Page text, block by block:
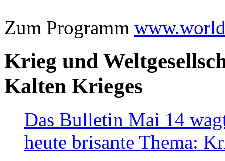
Zum Programm
Krieg und
Kalten Krieges
Das Bulletin Mai 14
heute brisante Thema: